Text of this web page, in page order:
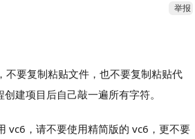
举报
不要复制粘贴文件，也不要复制粘贴代
建项目后自己敲一遍所有字符。
vc6，请不要使用精简版的 vc6，更不要